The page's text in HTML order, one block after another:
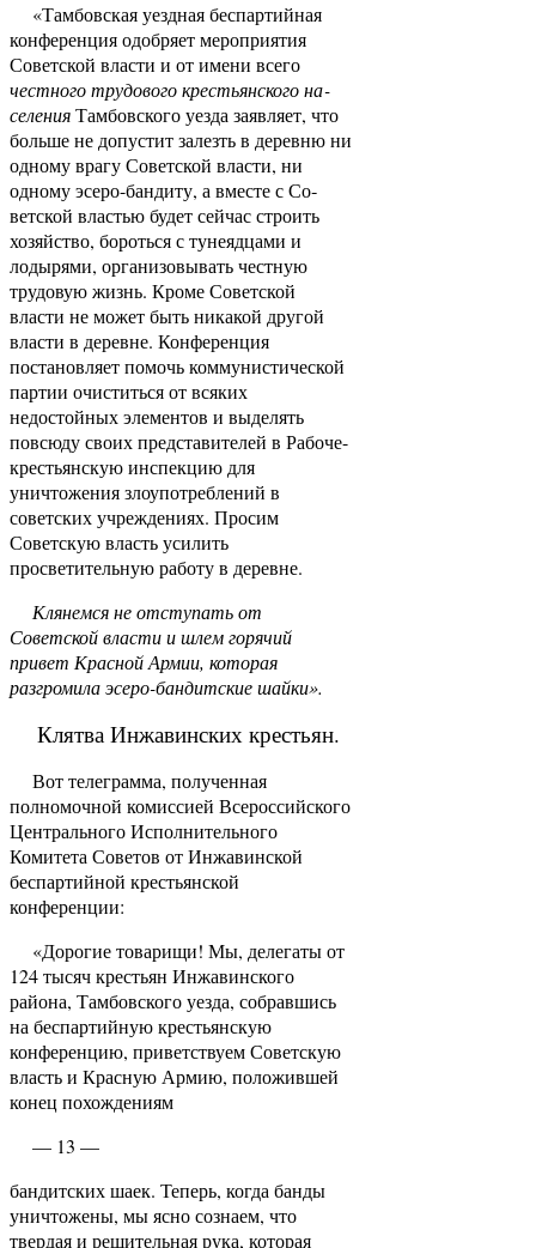
«Тамбовская уездная беспартийная
конферен­ция одобряет мероприятия
Советской власти и от имени всего
честного трудового крестьянского на­
селенияТамбовского уезда заявляет, что
больше не допустит залезть в деревню ни
одному врагу Совет­ской власти, ни
одному эсеро-бандиту, а вместе с Со­
ветской властью будет сейчас строить
хозяйство, бо­роться с тунеядцами и
лодырями, организовывать честную
трудовую жизнь. Кроме Советской
власти не может быть никакой другой
власти в деревне. Конференция
постановляет помочь коммунистичес­кой
партии очиститься от всяких
недостойных эле­ментов и выделять
повсюду своих представителей в Рабоче-
крестьянскую инспекцию для
уничтожения злоупотреблений в
советских учреждениях. Просим
Советскую власть усилить
просветительную работу в деревне.
Клянемся не отступать от
Советской власти и шлем горячий
привет Красной Армии, которая
разгромила эсеро-бандитские шайки».
Клятва Инжавинских крестьян.
Вот телеграмма, полученная
полномочной ко­миссией Всероссийского
Центрального Исполнительного
Комитета Советов от Инжавинской
беспартийной крестьянской
конференции:
«Дорогие товарищи! Мы, делегаты от
124 ты­сяч крестьян Инжавинского
района, Тамбовского уезда, собравшись
на беспартийную крестьянскую
конференцию, приветствуем Советскую
власть и Красную Армию, положившей
конец похождениям
— 13 —
бандитских шаек. Теперь, когда банды
уничтожены, мы ясно сознаем, что
твердая и решительная рука, которая